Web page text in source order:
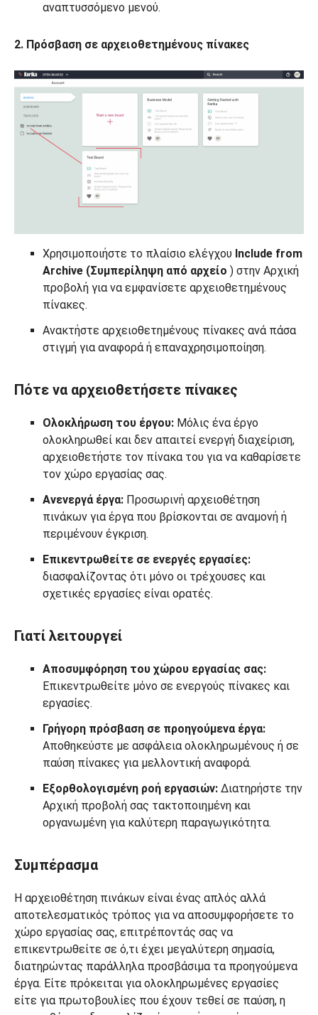
αναπτυσσόμενο μενού.
2. Πρόσβαση σε αρχειοθετημένους πίνακες
Χρησιμοποιήστε το πλαίσιο ελέγχου Include from
Archive (Συμπερίληψη από αρχείο ) στην Αρχική
προβολή για να εμφανίσετε αρχειοθετημένους
πίνακες.
Ανακτήστε αρχειοθετημένους πίνακες ανά πάσα
στιγμή για αναφορά ή επαναχρησιμοποίηση.
Πότε να αρχειοθετήσετε πίνακες
Ολοκλήρωση του έργου: Μόλις ένα έργο
ολοκληρωθεί και δεν απαιτεί ενεργή διαχείριση,
αρχειοθετήστε τον πίνακα του για να καθαρίσετε
τον χώρο εργασίας σας.
Ανενεργά έργα: Προσωρινή αρχειοθέτηση
πινάκων για έργα που βρίσκονται σε αναμονή ή
περιμένουν έγκριση.
Επικεντρωθείτε σε ενεργές εργασίες:
διασφαλίζοντας ότι μόνο οι τρέχουσες και
σχετικές εργασίες είναι ορατές.
Γιατί λειτουργεί
Αποσυμφόρηση του χώρου εργασίας σας:
Επικεντρωθείτε μόνο σε ενεργούς πίνακες και
εργασίες.
Γρήγορη πρόσβαση σε προηγούμενα έργα:
Αποθηκεύστε με ασφάλεια ολοκληρωμένους ή σε
παύση πίνακες για μελλοντική αναφορά.
Εξορθολογισμένη ροή εργασιών: Διατηρήστε την
Αρχική προβολή σας τακτοποιημένη και
οργανωμένη για καλύτερη παραγωγικότητα.
Συμπέρασμα
Η αρχειοθέτηση πινάκων είναι ένας απλός αλλά
αποτελεσματικός τρόπος για να αποσυμφορήσετε το
χώρο εργασίας σας, επιτρέποντάς σας να
επικεντρωθείτε σε ό,τι έχει μεγαλύτερη σημασία,
διατηρώντας παράλληλα προσβάσιμα τα προηγούμενα
έργα. Είτε πρόκειται για ολοκληρωμένες εργασίες
είτε για πρωτοβουλίες που έχουν τεθεί σε παύση, η